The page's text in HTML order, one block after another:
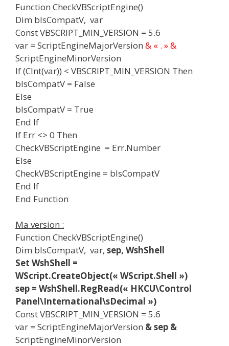
Function CheckVBScriptEngine()
Dim bIsCompatV, var
Const VBSCRIPT_MIN_VERSION = 5.6
var = ScriptEngineMajorVersion & « . » &
ScriptEngineMinorVersion
If (CInt(var)) < VBSCRIPT_MIN_VERSION Then
bIsCompatV = False
Else
bIsCompatV = True
End If
If Err <> 0 Then
CheckVBScriptEngine = Err.Number
Else
CheckVBScriptEngine = bIsCompatV
End If
End Function
Ma version :
Function CheckVBScriptEngine()
Dim bIsCompatV, var, sep, WshShell
Set WshShell =
WScript.CreateObject(« WScript.Shell »)
sep = WshShell.RegRead(« HKCU\Control
Panel\International\sDecimal »)
Const VBSCRIPT_MIN_VERSION = 5.6
var = ScriptEngineMajorVersion & sep &
ScriptEngineMinorVersion